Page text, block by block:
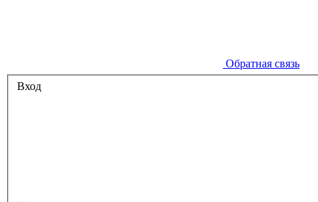
Обратная связь
Вход